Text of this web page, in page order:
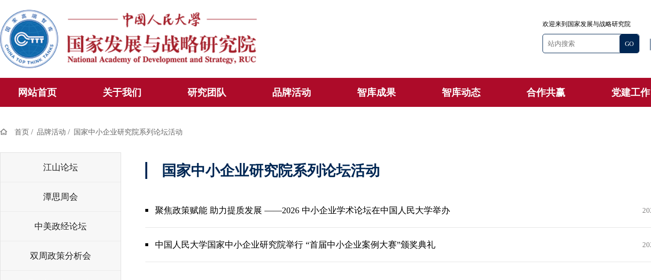
欢迎来到国家发展与战略研究院
网站首页 关于我们 研究团队 品牌活动 智库成果 智库动态 合作共赢 党建工作
首页 / 品牌活动 / 国家中小企业研究院系列论坛活动
江山论坛
潭思周会
中美政经论坛
双周政策分析会
国家中小企业研究院系列论坛活动
聚焦政策赋能 助力提质发展 ——2026 中小企业学术论坛在中国人民大学举办
中国人民大学国家中小企业研究院举行 “首届中小企业案例大赛”颁奖典礼